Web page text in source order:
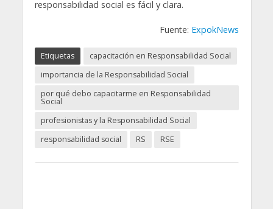
responsabilidad social es fácil y clara.
Fuente: ExpokNews
Etiquetas
capacitación en Responsabilidad Social
importancia de la Responsabilidad Social
por qué debo capacitarme en Responsabilidad
Social
profesionistas y la Responsabilidad Social
responsabilidad social
RS RSE